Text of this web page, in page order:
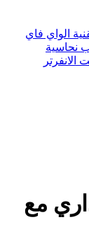
الواي فاي
نحاسية
مع